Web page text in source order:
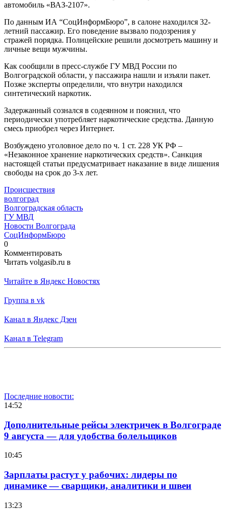
автомобиль «ВАЗ-2107».
По данным ИА “СоцИнформБюро”, в салоне находился 32-
летний пассажир. Его поведение вызвало подозрения у
стражей порядка. Полицейские решили досмотреть машину и
личные вещи мужчины.
Как сообщили в пресс-службе ГУ МВД России по
Волгоградской области, у пассажира нашли и изъяли пакет.
Позже эксперты определили, что внутри находился
синтетический наркотик.
Задержанный сознался в содеянном и пояснил, что
периодически употребляет наркотические средства. Данную
смесь приобрел через Интернет.
Возбуждено уголовное дело по ч. 1 ст. 228 УК РФ –
«Незаконное хранение наркотических средств». Санкция
настоящей статьи предусматривает наказание в виде лишения
свободы на срок до 3-х лет.
Происшествия
волгоград
Волгоградская область
ГУ МВД
Новости Волгограда
СоцИнформБюро
0
Комментировать
Читать volgasib.ru в
Читайте в Яндекс Новостях
Группа в vk
Канал в Яндекс Дзен
Канал в Telegram
Последние новости:
14:52
Дополнительные рейсы электричек в Волгограде
9 августа — для удобства болельщиков
10:45
Зарплаты растут у рабочих: лидеры по
динамике — сварщики, аналитики и швеи
13:23